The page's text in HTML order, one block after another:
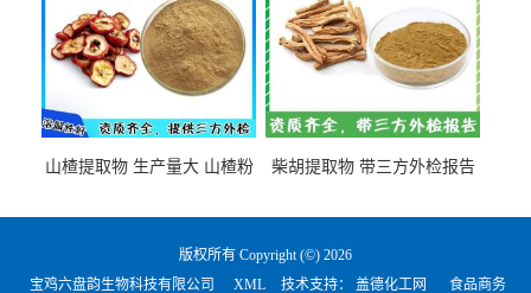
山楂提取物 生产量大 山楂粉 柴胡提取物 带三方外检报告
版权所有 Copyright (©) 2026
宝鸡六盘韵生物科技有限公司
XML 技术支持： 盖德化工网 食品商务